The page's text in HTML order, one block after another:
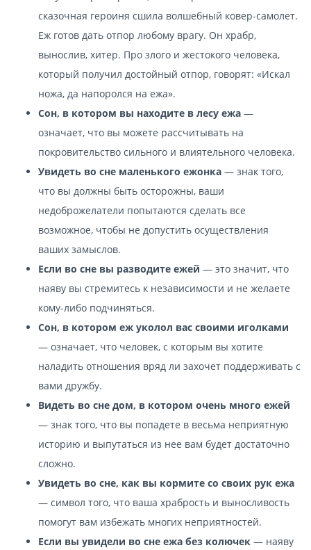
сказочная героиня сшила волшебный ковер-самолет.
Еж готов дать отпор любому врагу. Он храбр,
вынослив, хитер. Про злого и жестокого человека,
который получил достойный отпор, говорят: «Искал
ножа, да напоролся на ежа».
Сон, в котором вы находите в лесу ежа —
означает, что вы можете рассчитывать на
покровительство сильного и влиятельного человека.
Увидеть во сне маленького ежонка — знак того,
что вы должны быть осторожны, ваши
недоброжелатели попытаются сделать все
возможное, чтобы не допустить осуществления
ваших замыслов.
Если во сне вы разводите ежей — это значит, что
наяву вы стремитесь к независимости и не желаете
кому-либо подчиняться.
Сон, в котором еж уколол вас своими иголками
— означает, что человек, с которым вы хотите
наладить отношения вряд ли захочет поддерживать с
вами дружбу.
Видеть во сне дом, в котором очень много ежей
— знак того, что вы попадете в весьма неприятную
историю и выпутаться из нее вам будет достаточно
сложно.
Увидеть во сне, как вы кормите со своих рук ежа
— символ того, что ваша храбрость и выносливость
помогут вам избежать многих неприятностей.
Если вы увидели во сне ежа без колючек — наяву